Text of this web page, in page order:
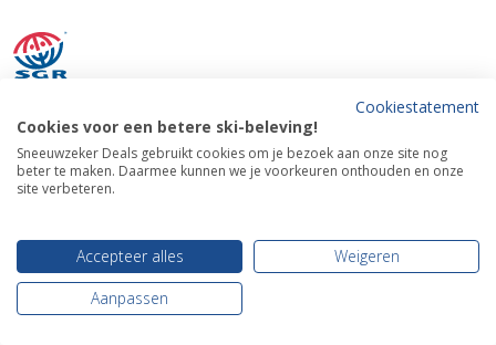
Alle reizen van Sneeuwzeker Deals worden afgehandeld door Time
Out Tours bv (De Lairessestraat 62 hs, 1071PD, Amsterdam,
Nederland).
Telefoon: +31 (0) 20 211 7818 | Kvk-nummer: 17233563 | BTW-
Cookiestatement
Cookies voor een betere ski-beleving!
Sneeuwzeker Deals gebruikt cookies om je bezoek aan onze site nog
beter te maken. Daarmee kunnen we je voorkeuren onthouden en onze
site verbeteren.
Accepteer alles
Weigeren
Aanpassen